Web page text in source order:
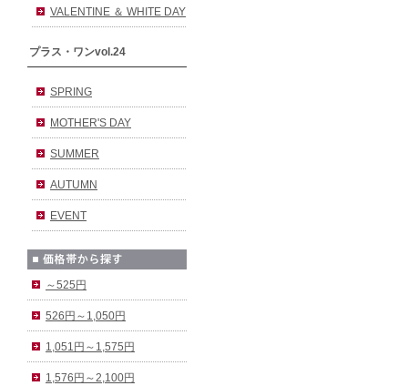
VALENTINE ＆ WHITE DAY
プラス・ワンvol.24
SPRING
MOTHER'S DAY
SUMMER
AUTUMN
EVENT
～525円
526円～1,050円
1,051円～1,575円
1,576円～2,100円